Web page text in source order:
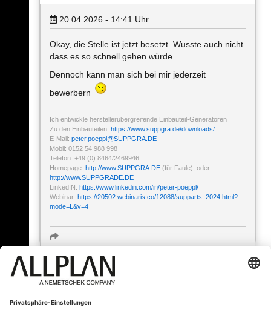
20.04.2026 - 14:41 Uhr
Okay, die Stelle ist jetzt besetzt. Wusste auch nicht
dass es so schnell gehen würde.
Dennoch kann man sich bei mir jederzeit
bewerbern
Ich entwickle herstellerübergreifende Einbauteil-Generatoren
Zu den Einbauteilen: https://www.suppgra.de/downloads/
E-Mail: peter.poeppl@SUPPGRA.DE
Mobil: 0152 54 988 998
Telefon: +49 (0) 8464/2469946
Homepage: http://www.SUPPGRA.DE (für Faule), oder
http://www.SUPPGRADE.DE
LinkedIN: https://www.linkedin.com/in/peter-poeppl/
Webinar: https://20502.webinaris.co/12088/supparts_2024.html?
mode=L&v=4
« Zurück